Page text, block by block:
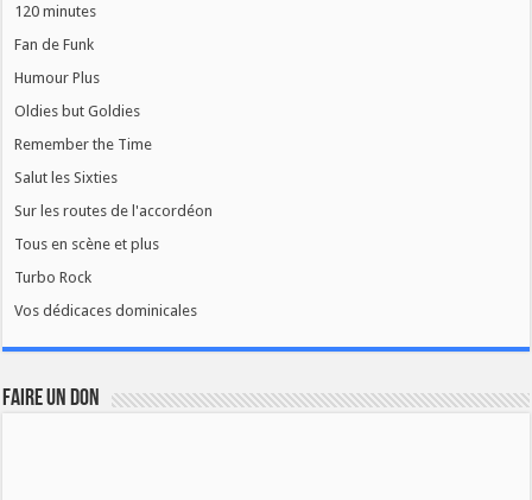
120 minutes
Fan de Funk
Humour Plus
Oldies but Goldies
Remember the Time
Salut les Sixties
Sur les routes de l'accordéon
Tous en scène et plus
Turbo Rock
Vos dédicaces dominicales
FAIRE UN DON